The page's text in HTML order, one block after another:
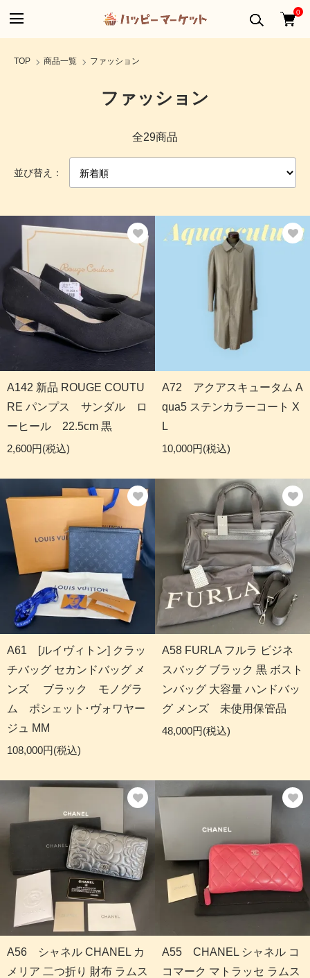
0
TOP 商品一覧 ファッション
ファッション
全29商品
並び替え：
A142 新品 ROUGE COUTU
RE パンプス サンダル ロ
ーヒール 22.5cm 黒
2,600円(税込)
A72 アクアスキュータム A
qua5 ステンカラーコート X
L
10,000円(税込)
A61 [ルイヴィトン] クラッ
チバッグ セカンドバッグ メ
ンズ ブラック モノグラ
ム ポシェット･ヴォワヤー
ジュ MM
108,000円(税込)
A58 FURLA フルラ ビジネ
スバッグ ブラック 黒 ボスト
ンバッグ 大容量 ハンドバッ
グ メンズ 未使用保管品
48,000円(税込)
A56 シャネル CHANEL カ
メリア 二つ折り 財布 ラムス
A55 CHANEL シャネル コ
コマーク マトラッセ ラムス